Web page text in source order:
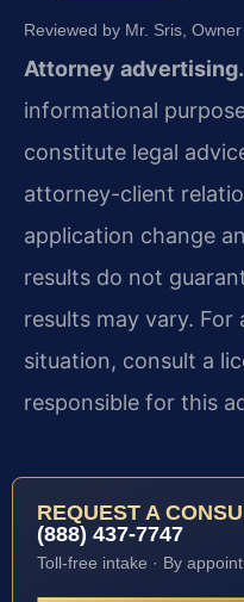
Reviewed by Mr. Sris,
Attorney advertising.
informational
constitute legal
attorney-client
application change
results do not
results may vary.
situation, consult a
responsible for this
REQUEST A
(888) 437-7747
Toll-free intake · By